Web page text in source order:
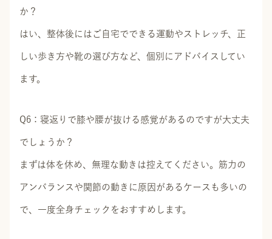
か？
はい、整体後にはご自宅でできる運動やストレッチ、正
しい歩き方や靴の選び方など、個別にアドバイスしてい
ます。
Q6：寝返りで膝や腰が抜ける感覚があるのですが大丈夫
でしょうか？
まずは体を休め、無理な動きは控えてください。筋力の
アンバランスや関節の動きに原因があるケースも多いの
で、一度全身チェックをおすすめします。